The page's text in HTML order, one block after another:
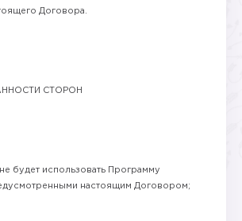
Договора.
СТОРОН
будет использовать Программу
настоящим Договором;